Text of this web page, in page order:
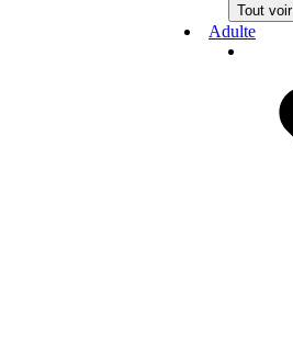
Tout voir
Adulte